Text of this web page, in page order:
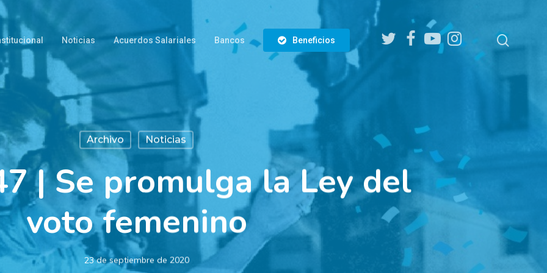
Noticias Acuerdos Salariales Bancos Beneficios
twitter facebookyoutubeinstagram
Archivo Noticias
| Se promulga la Ley del
voto femenino
23 de septiembre de 2020